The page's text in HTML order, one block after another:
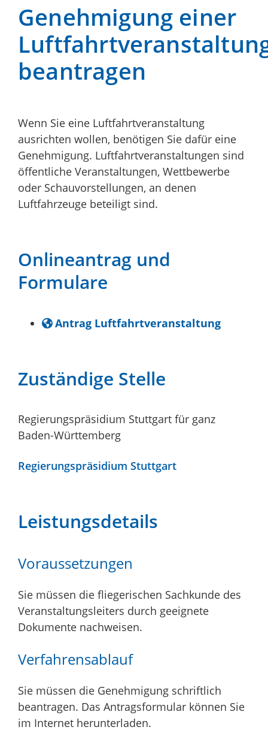
Genehmigung einer
beantragen
Wenn Sie eine Luftfahrtveranstaltung
ausrichten wollen, benötigen Sie dafür eine
Genehmigung. Luftfahrtveranstaltungen sind
öffentliche Veranstaltungen, Wettbewerbe
oder Schauvorstellungen, an denen
Luftfahrzeuge beteiligt sind.
Onlineantrag und
Formulare
Antrag Luftfahrtveranstaltung
Zuständige Stelle
Regierungspräsidium Stuttgart für ganz
Baden-Württemberg
Regierungspräsidium Stuttgart
Leistungsdetails
Voraussetzungen
Sie müssen die fliegerischen Sachkunde des
Veranstaltungsleiters durch geeignete
Dokumente nachweisen.
Verfahrensablauf
Sie müssen die Genehmigung schriftlich
beantragen. Das Antragsformular können Sie
im Internet herunterladen.